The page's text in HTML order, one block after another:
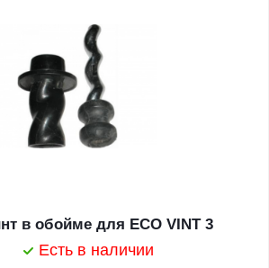
в обойме для ECO VINT 3
Есть в наличии